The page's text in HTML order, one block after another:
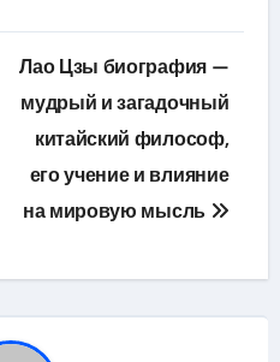
Лао Цзы биография —
мудрый и загадочный
китайский философ,
его учение и влияние
на мировую мысль